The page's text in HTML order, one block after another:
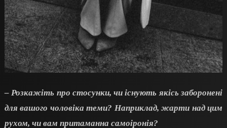
– Розкажіть про стосунки, чи існують якісь заборонені
для вашого чоловіка теми? Наприклад, жарти над цим
рухом, чи вам притаманна самоіронія?